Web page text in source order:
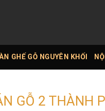
GHẾ GỖ NGUYÊN KHỐI
GỖ 2 THÀNH